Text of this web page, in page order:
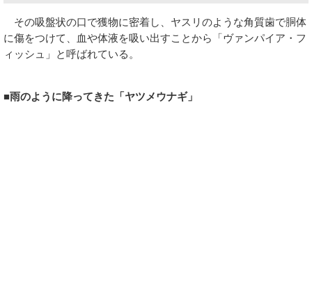
その吸盤状の口で獲物に密着し、ヤスリのような角質歯で胴体
に傷をつけて、血や体液を吸い出すことから「ヴァンパイア・フ
ィッシュ」と呼ばれている。
■雨のように降ってきた「ヤツメウナギ」